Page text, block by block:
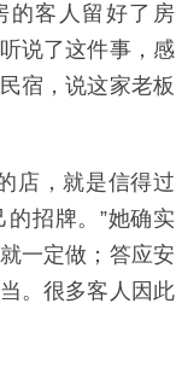
的客人留好了房
说了这件事，感
宿，说这家老板
店，就是信得过
招牌。”她确实
一定做；答应安
。很多客人因此